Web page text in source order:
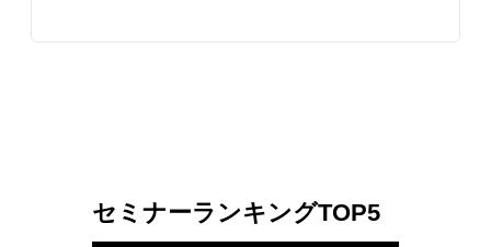
セミナーランキングTOP5